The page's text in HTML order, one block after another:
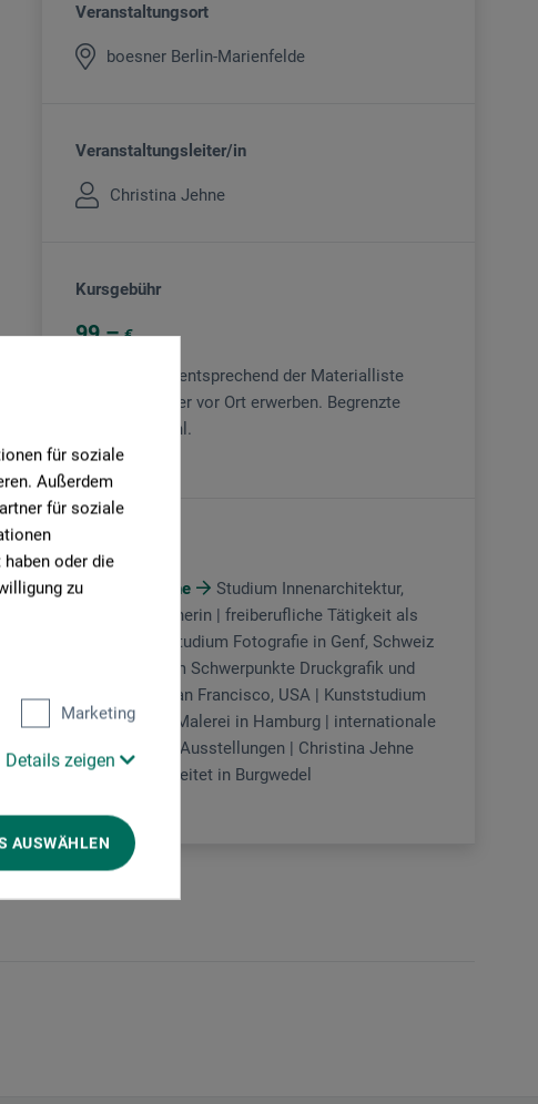
für soziale
Außerdem
für soziale
oder die
zu
Marketing
Details zeigen
AUSWÄHLEN
Veranstaltungsort
boesner Berlin-Marienfelde
Veranstaltungsleiter/in
Christina Jehne
Kursgebühr
99 €
Material bitte entsprechend der Materialliste
mitbringen oder vor Ort erwerben. Begrenzte
Teilnehmerzahl.
Christina Jehne
Studium Innenarchitektur,
Diplom-Designerin | freiberufliche Tätigkeit als
Designerin | Studium Fotografie in Genf, Schweiz
| Kunststudium Schwerpunkte Druckgrafik und
Zeichnen in San Francisco, USA | Kunststudium
Schwerpunkt Malerei in Hamburg | internationale
und nationale Ausstellungen | Christina Jehne
wohnt und arbeitet in Burgwedel